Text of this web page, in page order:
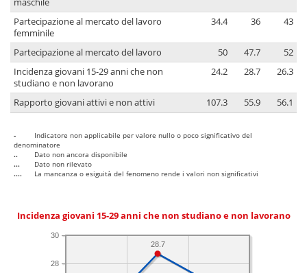
maschile
Partecipazione al mercato del lavoro
femminile
34.4 36 43
Partecipazione al mercato del lavoro 50 47.7
52
Incidenza giovani 15-29 anni che non
studiano e non lavorano
24.2 28.7 26.3
Rapporto giovani attivi e non attivi 107.3 55.9 56.1
-
Indicatore non applicabile per valore nullo o poco significativo del
denominatore
..
Dato non ancora disponibile
...
Dato non rilevato
....
La mancanza o esiguità del fenomeno rende i valori non significativi
Incidenza giovani 15-29 anni che non studiano e non lavorano
28
30
28.7